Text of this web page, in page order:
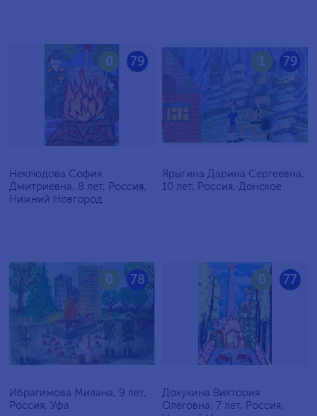
79
0
Неклюдова София
Дмитриевна, 8 лет, Россия,
Нижний Новгород
79
1
Ярыгина Дарина Сергеевна,
10 лет, Россия, Донское
78
0
Ибрагимова Милана, 9 лет,
Россия, Уфа
77
0
Докукина Виктория
Олеговна, 7 лет, Россия,